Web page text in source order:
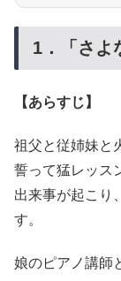
1．「さよ
【あらすじ】
祖父と従姉妹と
誓って猛レッス
出来事が起こり
す。
娘のピアノ講師